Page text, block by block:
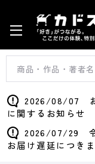
2026/08/07 お
に関するお知らせ
2026/07/29 令
お届け遅延につき